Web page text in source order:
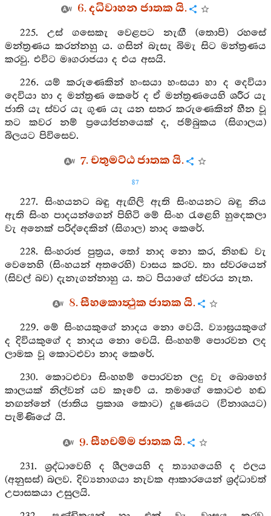
6. දධිවාහන ජාතක යි.
225. උස් ගසෙකැ වෙළපට නැඟී (තොපි) රහසේ
මන්ත්‍රණය කරන්නහු ය. ගසින් බැසැ බිමැ සිට මන්ත්‍රණය
කරවු. එවිට මෘගරාජයා ද එය අසයි.
226. යම් කරුණෙකින් හංසයා හංසයා හා ද දෙවියා
දෙවියා හා ද මන්ත්‍රණ කෙරේ ද ඒ මන්ත්‍රණයෙහි ශරීර යැ
ජාති යැ ස්‍වර යැ ගුණ යැ යන සතර කරුණෙකින් හීන වූ
තට කවර නම් ප්‍රයෝජනයෙක් ද, ජම්බුකය (සිගාලය)
බිලයට පිවිසෙව.
7. චතුමට්ඨ ජාතක යි.
87
227. සිංහයනට බඳු ඇඟිලි ඇති සිංහයනට බඳු නිය
ඇති සිංහ පාදයන්ගෙන් පිහිටි මේ සිංහ රැළෙහි හුදෙකලා
වැ අනෙක් පරිද්දෙකින් (සිගාල) නාද කෙරේ.
228. සිංහරාජ පුත්‍රය, තෝ නාද නො කර, නිහඬ වැ
වෙනෙහි (සිංහයන් අතරෙහි) වාසය කරව. තා ස්වරයෙන්
(සිවල් බව) දැනැගන්නාහු ය. තට පියාගේ ස්වරය නැත.
8. සීහකොත්‍ථුක ජාතක යි.
229. මේ සිංහයකුගේ නාදය නො වෙයි. ව්‍යාඝ්‍රයකුගේ
ද දිවියකුගේ ද නාදය නො වෙයි. සිංහහම් පොරවන ලද
ලාමක වූ කොටළුවා නාද කෙරේ.
230. කොටළුවා සිංහහම් පොරවන ලදු වැ බොහෝ
කාලයක් නිල්වන් යව කෑවේ ය. තමාගේ කොටළු හඬ
නඟන්නේ (ජාතිය ප්‍රකාශ කොට) දූෂණයට (විනාශයට)
පැමිණියේ යි.
9. සීහචම්ම ජාතක යි.
231. ශ්‍රද්ධාවෙහි ද ශීලයෙහි ද ත්‍යාගයෙහි ද ඵලය
(අනුසස්) බලව. දිව්‍යනාගයා නැවක ආකාරයෙන් ශ්‍රද්ධාවත්
උපාසකයා උසුලයි.